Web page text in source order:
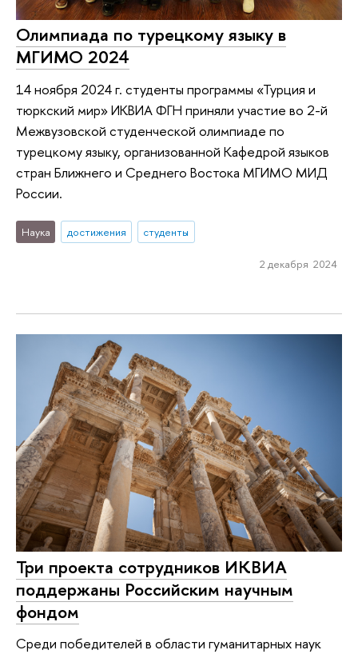
Олимпиада по турецкому языку в
МГИМО 2024
14 ноября 2024 г. студенты программы «Турция и
тюркский мир» ИКВИА ФГН приняли участие во 2-й
Межвузовской студенческой олимпиаде по
турецкому языку, организованной Кафедрой языков
стран Ближнего и Среднего Востока МГИМО МИД
России.
Наука достижения студенты
2 декабря 2024
Три проекта сотрудников ИКВИА
поддержаны Российским научным
фондом
Среди победителей в области гуманитарных наук